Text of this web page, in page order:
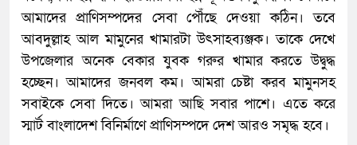
আমাদের প্রাণিসম্পদের সেবা পৌঁছে দেওয়া কঠিন। তবে
আবদুল্লাহ আল মামুনের খামারটা উৎসাহব্যঞ্জক। তাকে দেখে
উপজেলার অনেক বেকার যুবক গরুর খামার করতে উদ্বুদ্ধ
হচ্ছেন। আমাদের জনবল কম। আমরা চেষ্টা করব মামুনসহ
সবাইকে সেবা দিতে। আমরা আছি সবার পাশে। এতে করে
স্মার্ট বাংলাদেশ বিনির্মাণে প্রাণিসম্পদে দেশ আরও সমৃদ্ধ হবে।